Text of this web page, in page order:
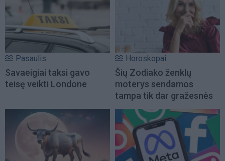
Pasaulis
Savaeigiai taksi gavo
teisę veikti Londone
Horoskopai
Šių Zodiako ženklų
moterys sendamos
tampa tik dar gražesnės